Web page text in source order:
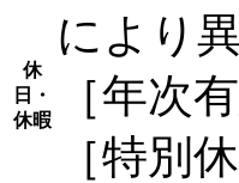
休
日・
休暇
により
［年次
［特別